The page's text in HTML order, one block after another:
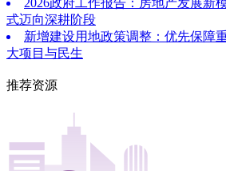
2026政府工作报告：房地产发展新
式迈向深耕阶段
新增建设用地政策调整：优先保障
大项目与民生
推荐资源